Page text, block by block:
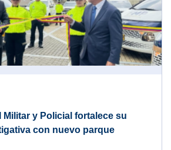
Militar y Policial fortalece su
con nuevo parque